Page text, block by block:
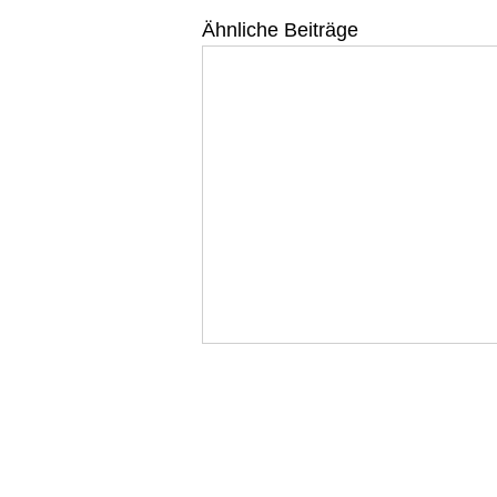
Ähnliche Beiträge
WEINELF Deutschland
Deutsche